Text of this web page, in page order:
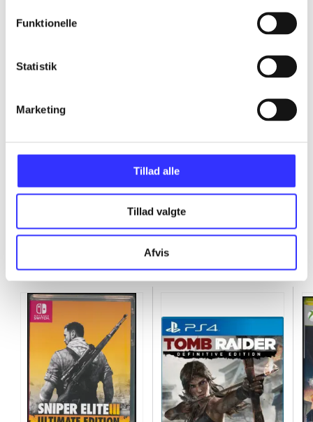
Funktionelle
Statistik
Marketing
Tillad alle
Tillad valgte
Afvis
...
...
...
...